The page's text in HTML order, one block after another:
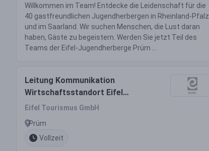
Willkommen im Team! Entdecke die Leidenschaft für die
40 gastfreundlichen Jugendherbergen in Rheinland-Pfalz
und im Saarland. Wir suchen Menschen, die Lust daran
haben, Gäste zu begeistern. Werden Sie jetzt Teil des
Teams der Eifel-Jugendherberge Prüm ...
Leitung Kommunikation
Wirtschaftsstandort Eifel
(w/m/d) mit Perspektive Prokura
Eifel Tourismus GmbH
Prüm
Vollzeit